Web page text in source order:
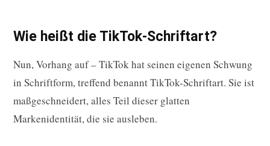
Wie heißt die TikTok-Schriftart?
Nun, Vorhang auf – TikTok hat seinen eigenen Schwung
in Schriftform, treffend benannt TikTok-Schriftart. Sie ist
maßgeschneidert, alles Teil dieser glatten
Markenidentität, die sie ausleben.